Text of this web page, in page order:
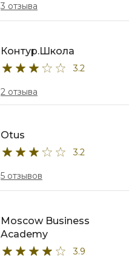
3 отзыва
Контур.Школа
3.2
2 отзыва
Otus
3.2
5 отзывов
Moscow Business
Academy
3.9